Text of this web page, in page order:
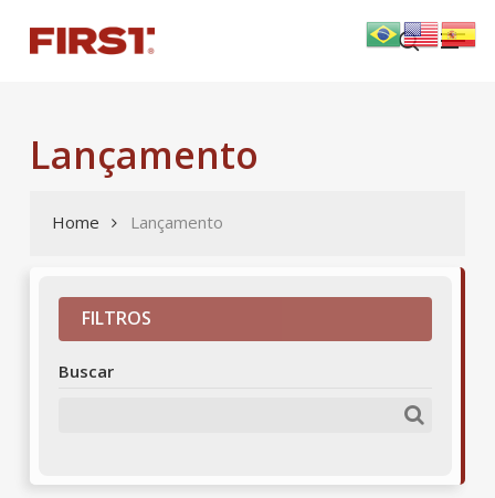
main
search
Menu
Lançamento
Home Lançamento
FILTROS
Buscar